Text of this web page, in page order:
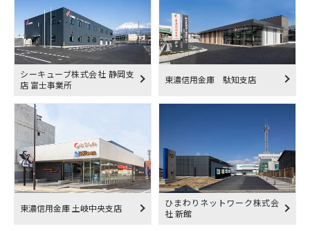
シーキューブ株式会社 静岡支
店 富士事業所
東濃信用金庫 駄知支店
東濃信用金庫 土岐中央支店
ひまわりネットワーク株式会
社 新館